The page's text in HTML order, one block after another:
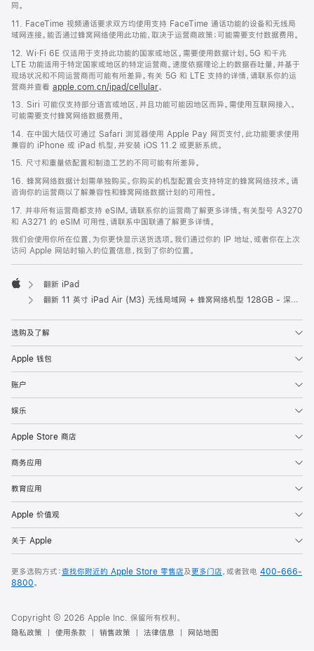
同。
11. FaceTime 视频通话要求双方均使用支持 FaceTime 通话功能的设备和无线局
域网连接。能否通过蜂窝网络使用此功能，取决于运营商政策；可能需要支付数据费用。
12. Wi‑Fi 6E 仅适用于支持此功能的国家或地区。需要使用数据计划。5G 和千兆
LTE 功能适用于特定国家或地区的特定运营商。速度依据理论上的数据吞吐量，并基于
现场状况和不同运营商而可能有所差异。有关 5G 和 LTE 支持的详情，请联系你的运
营商并查看 apple.com.cn/ipad/cellular。
13. Siri 可能仅支持部分语言或地区，并且功能可能因地区而异。需使用互联网接入。
可能需要支付蜂窝网络数据费用。
14. 在中国大陆仅可通过 Safari 浏览器使用 Apple Pay 网页支付，此功能要求使用
兼容的 iPhone 或 iPad 机型，并安装 iOS 11.2 或更新系统。
15. 尺寸和重量依配置和制造工艺的不同可能有所差异。
16. 蜂窝网络数据计划需单独购买。你购买的机型配置会支持特定的蜂窝网络技术。请
咨询你的运营商以了解兼容性和蜂窝网络数据计划的可用性。
17. 并非所有运营商都支持 eSIM。请联系你的运营商了解更多详情。有关型号 A3270
和 A3271 的 eSIM 可用性，请联系中国联通了解更多详情。
我们会使用你所在位置，为你更快显示送货选项。我们通过你的 IP 地址，或者你在上次
访问 Apple 网站时输入的位置信息，找到了你的位置。
Apple
翻新 iPad
翻新 11 英寸 iPad Air (M3) 无线局域网 + 蜂窝网络机型 128GB - 深空灰色
选购及了解
Apple 钱包
账户
娱乐
Apple Store 商店
商务应用
教育应用
Apple 价值观
关于 Apple
更多选购方式：查找你附近的 Apple Store 零售店及更多门店，或者致电 400-666-
8800。
Copyright © 2026 Apple Inc. 保留所有权利。
隐私政策
使用条款 销售政策 法律信息 网站地图